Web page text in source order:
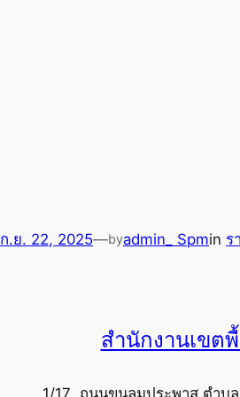
ก.ย. 22, 2025—byadmin_ Spmin ร
สำนักงานเขต